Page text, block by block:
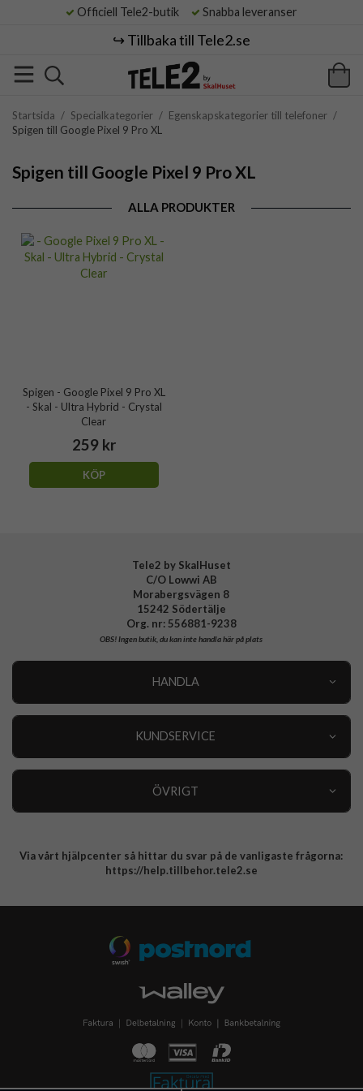
Officiell Tele2-butik Snabba leveranser
↪️ Tillbaka till Tele2.se
Startsida / Specialkategorier / Egenskapskategorier till telefoner /
Spigen till Google Pixel 9 Pro XL
Spigen till Google Pixel 9 Pro XL
ALLA PRODUKTER
Spigen - Google Pixel 9 Pro XL
- Skal - Ultra Hybrid - Crystal
Clear
259 kr
KÖP
Tele2 by SkalHuset
C/O Lowwi AB
Morabergsvägen 8
15242 Södertälje
Org. nr: 556881-9238
OBS!Ingen butik, du kan inte handla här på plats
HANDLA
KUNDSERVICE
ÖVRIGT
Integritetspolicy
Via vårt hjälpcenter så hittar du svar på de vanligaste frågorna:
https://help.tillbehor.tele2.se